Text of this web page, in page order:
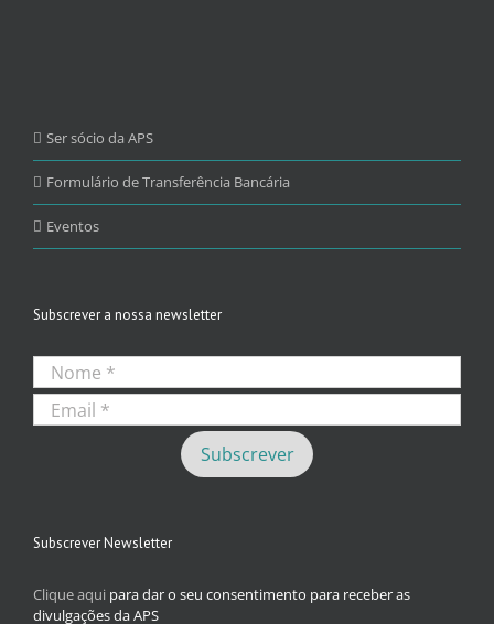
Ser sócio da APS
Formulário de Transferência Bancária
Eventos
Subscrever a nossa newsletter
Subscrever Newsletter
Clique aqui para dar o seu consentimento para receber as
divulgações da APS